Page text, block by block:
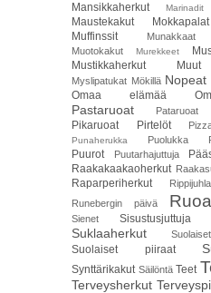
Mansikkaherkut Marinadit
Maustekakut
Mokkapalat
Muffinssit
Munakkaat
Muotokakut
Murekkeet
Mustikkaherkut
Myslipatukat Mökillä
Omaa elämää
Pastaruoat Pataruoat
Pikaruoat Pirtelöt
Punaherukka Puolukka
Puurot Puutarhajuttuja
Raakakaakaoherkut
Raparperiherkut
Runebergin päivä
Sienet Sisustusjuttuja
Suklaaherkut
Suolaiset piiraat
Synttärikakut Säilöntä Teet
Terveysherkut